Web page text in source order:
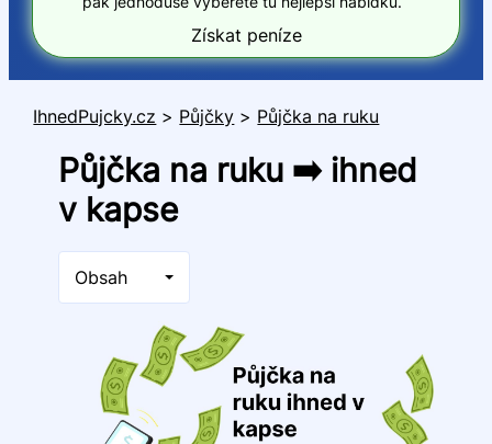
Získat peníze
IhnedPujcky.cz > Půjčky > Půjčka na ruku
Půjčka na ruku ➡️ ihned
v kapse
Obsah